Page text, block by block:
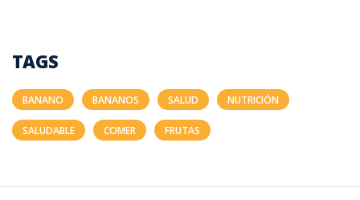
TAGS
BANANO BANANOS SALUD NUTRICIÓN
SALUDABLE COMER FRUTAS